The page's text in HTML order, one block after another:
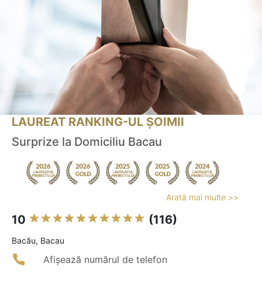
LAUREAT RANKING-UL ȘOIMII
Surprize la Domiciliu Bacau
Arată mai multe >>
10 (116)
Bacău, Bacau
Afișează numărul de telefon